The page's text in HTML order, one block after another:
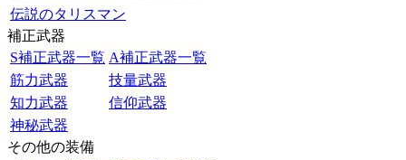
伝説のタリスマン
補正武器
S補正武器一覧 A補正武器一覧
筋力武器
技量武器
知力武器
信仰武器
神秘武器
その他の装備